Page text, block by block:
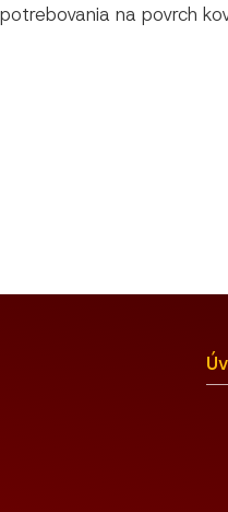
na povrch